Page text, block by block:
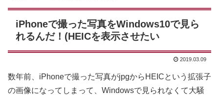
iPhoneで撮った写真をWindows10で見ら
れるんだ！(HEICを表示させたい
2019.03.09
数年前、iPhoneで撮った写真がjpgからHEICという拡張子
の画像になってしまって、Windowsで見られなくて大騒